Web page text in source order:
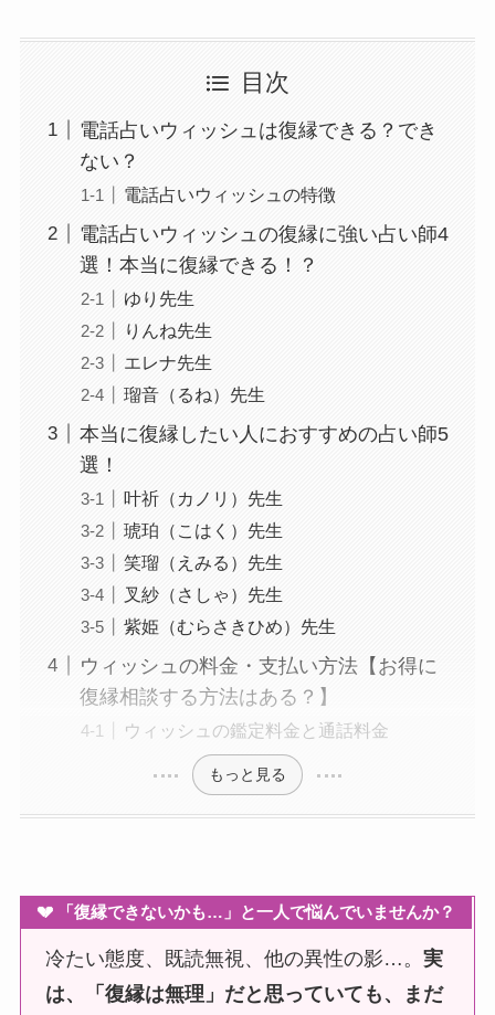
目次
電話占いウィッシュは復縁できる？でき
ない？
電話占いウィッシュの特徴
電話占いウィッシュの復縁に強い占い師4
選！本当に復縁できる！？
ゆり先生
りんね先生
エレナ先生
瑠音（るね）先生
本当に復縁したい人におすすめの占い師5
選！
叶祈（カノリ）先生
琥珀（こはく）先生
笑瑠（えみる）先生
叉紗（さしゃ）先生
紫姫（むらさきひめ）先生
ウィッシュの料金・支払い方法【お得に
復縁相談する方法はある？】
ウィッシュの鑑定料金と通話料金
もっと見る
💔 「復縁できないかも…」と一人で悩んでいませんか？
冷たい態度、既読無視、他の異性の影…。実
は、「復縁は無理」だと思っていても、まだ